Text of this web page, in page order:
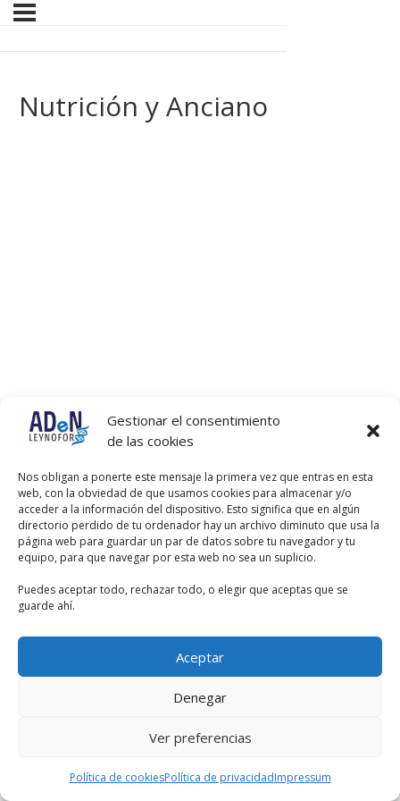
Gestionar el consentimiento
de las cookies
Nos obligan a ponerte este mensaje la primera vez que entras en esta
web, con la obviedad de que usamos cookies para almacenar y/o
acceder a la información del dispositivo. Esto significa que en algún
directorio perdido de tu ordenador hay un archivo diminuto que usa la
página web para guardar un par de datos sobre tu navegador y tu
equipo, para que navegar por esta web no sea un suplicio.
Puedes aceptar todo, rechazar todo, o elegir que aceptas que se
guarde ahí.
Aceptar
Denegar
Ver preferencias
Política de cookiesPolítica de privacidadImpressum
Nutrición y Anciano